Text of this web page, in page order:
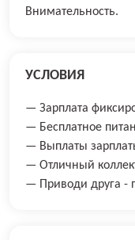
Внимательность.
УСЛОВИЯ
— Зарплата
— Бесплатное
— Выплаты
— Отличный
— Приводи друга -